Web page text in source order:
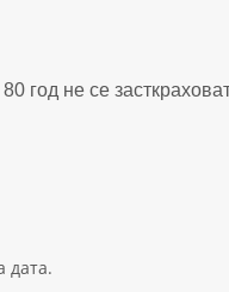
год не се
дата.